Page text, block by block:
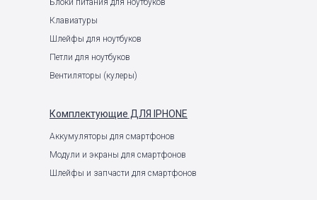
Блоки питания для ноутбуков
Клавиатуры
Шлейфы для ноутбуков
Петли для ноутбуков
Вентиляторы (кулеры)
Комплектующие ДЛЯ IPHONE
Аккумуляторы для смартфонов
Модули и экраны для смартфонов
Шлейфы и запчасти для смартфонов